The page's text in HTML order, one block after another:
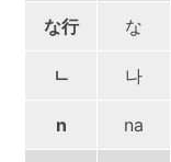
な行 な
ㄴ 나
n na